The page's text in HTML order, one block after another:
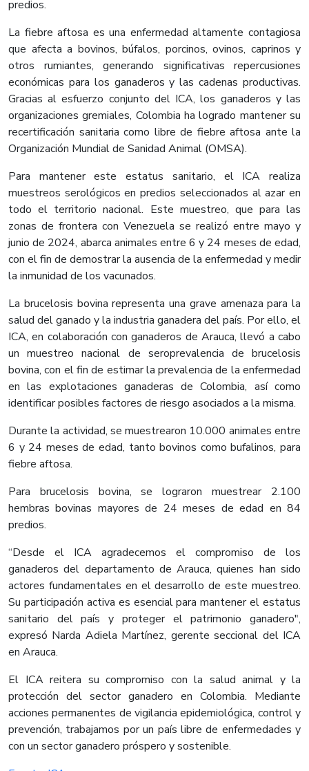
predios.
La fiebre aftosa es una enfermedad altamente contagiosa
que afecta a bovinos, búfalos, porcinos, ovinos, caprinos y
otros rumiantes, generando significativas repercusiones
económicas para los ganaderos y las cadenas productivas.
Gracias al esfuerzo conjunto del ICA, los ganaderos y las
organizaciones gremiales, Colombia ha logrado mantener su
recertificación sanitaria como libre de fiebre aftosa ante la
Organización Mundial de Sanidad Animal (OMSA).
Para mantener este estatus sanitario, el ICA realiza
muestreos serológicos en predios seleccionados al azar en
todo el territorio nacional. Este muestreo, que para las
zonas de frontera con Venezuela se realizó entre mayo y
junio de 2024, abarca animales entre 6 y 24 meses de edad,
con el fin de demostrar la ausencia de la enfermedad y medir
la inmunidad de los vacunados.
La brucelosis bovina representa una grave amenaza para la
salud del ganado y la industria ganadera del país. Por ello, el
ICA, en colaboración con ganaderos de Arauca, llevó a cabo
un muestreo nacional de seroprevalencia de brucelosis
bovina, con el fin de estimar la prevalencia de la enfermedad
en las explotaciones ganaderas de Colombia, así como
identificar posibles factores de riesgo asociados a la misma.
Durante la actividad, se muestrearon 10.000 animales entre
6 y 24 meses de edad, tanto bovinos como bufalinos, para
fiebre aftosa.
Para brucelosis bovina, se lograron muestrear 2.100
hembras bovinas mayores de 24 meses de edad en 84
predios.
“Desde el ICA agradecemos el compromiso de los
ganaderos del departamento de Arauca, quienes han sido
actores fundamentales en el desarrollo de este muestreo.
Su participación activa es esencial para mantener el estatus
sanitario del país y proteger el patrimonio ganadero",
expresó Narda Adiela Martínez, gerente seccional del ICA
en Arauca.
El ICA reitera su compromiso con la salud animal y la
protección del sector ganadero en Colombia. Mediante
acciones permanentes de vigilancia epidemiológica, control y
prevención, trabajamos por un país libre de enfermedades y
con un sector ganadero próspero y sostenible.​